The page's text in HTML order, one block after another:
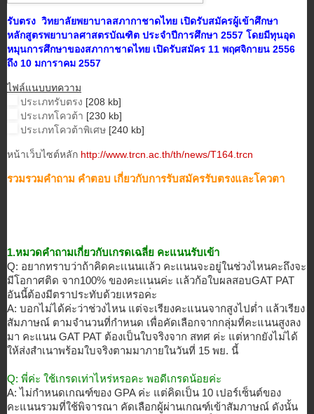
รับตรง วิทยาลัยพยาบาลสภากาชาดไทย เปิดรับสมัครผู้เข้าศึกษา
หลักสูตรพยาบาลศาสตรบัณฑิต ประจำปีการศึกษา 2557 โดยมีทุนอุด
หมุนการศึกษาของสภากาชาดไทย เปิดรับสมัคร 11 พฤศจิกายน 2556
ถึง 10 มการาคม 2557
ไฟล์แนบบทความ
ประเภทรับตรง [208 kb]
ประเภทโควต้า [230 kb]
ประเภทโควต้าพิเศษ [240 kb]
หน้าเว็บไซต์หลัก http://www.trcn.ac.th/th/news/T164.trcn
รวมรวมคำถาม คำตอบ เกี่ยวกับการรับสมัครรับตรงและโควตา
1.หมวดคำถามเกี่ยวกับเกรดเฉลี่ย คะแนนรับเข้า
Q: อยากทราบว่าถ้าคิดคะเเนนเเล้ว คะเเนนจะอยู่ในช่วงไหนคะถึงจะ
มีโอกาศติด จาก100% ของคะเเนนค่ะ เเล้วก้อใบผลสอบGAT PAT
อันนี้ต้องมีตราประทับด้วยเหรอค่ะ
A: บอกไม่ได้ค่ะว่าช่วงไหน แต่จะเรียงคะแนนจากสูงไปต่ำ แล้วเรียง
สัมภาษณ์ ตามจำนวนที่กำหนด เพื่อคัดเลือกจากกลุ่มที่คะแนนสูงลง
มา คะแนน GAT PAT ต้องเป็นใบจริงจาก สทศ ค่ะ แต่หากยังไม่ได้
ให้ส่งสำเนาพร้อมใบจริงตามมาภายในวันที่ 15 พย. นี้
Q: พี่ค่ะ ใช้เกรดเท่าไหร่หรอคะ พอดีเกรดน้อยค่ะ
A: ไม่กำหนดเกณฑ์ของ GPA ค่ะ แต่คิดเป็น 10 เปอร์เซ็นต์ของ
คะแนนรวมที่ใช้พิจารณา คัดเลือกผู้ผ่านเกณฑ์เข้าสัมภาษณ์ ดังนั้น